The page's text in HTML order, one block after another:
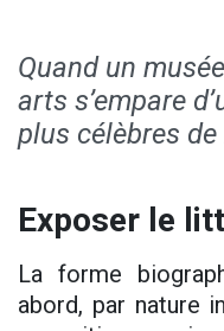
Quand un
arts s’empare
plus célèbres
Exposer le
La forme
abord, par nature